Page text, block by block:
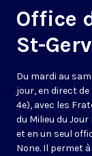
Office
St-
Du mardi au
jour, en direct
4e), avec les
du Milieu du
et en un seul
None. Il permet